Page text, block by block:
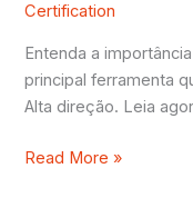
Certification
Entenda a
principal ferramenta
Alta direção. Leia
Read More »